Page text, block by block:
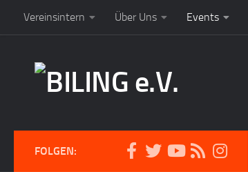
Vereinsintern Über Uns Events
FOLGEN: